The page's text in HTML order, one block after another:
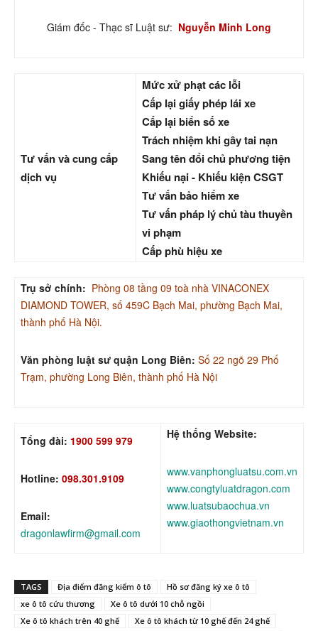
Giám đốc - Thạc sĩ Luật sư: Nguyễn Minh Long
Tư vấn và cung cấp
dịch vụ
Mức xử phạt các lỗi
Cấp lại giấy phép lái xe
Cấp lại biển số xe
Trách nhiệm khi gây tai nạn
Sang tên đổi chủ phương tiện
Khiếu nại - Khiếu kiện CSGT
Tư vấn bảo hiểm xe
Tư vấn pháp lý chủ tàu thuyền
vi phạm
Cấp phù hiệu xe
Trụ sở chính: Phòng 08 tầng 09 toà nhà VINACONEX
DIAMOND TOWER, số 459C Bạch Mai, phường Bạch Mai,
thành phố Hà Nội.
Văn phòng luật sư quận Long Biên: Số 22 ngõ 29 Phố
Trạm, phường Long Biên, thành phố Hà Nội
Tổng đài: 1900 599 979
Hotline: 098.301.9109
Email:
dragonlawfirm@gmail.com
Hệ thống Website:
www.vanphongluatsu.com.vn
www.congtyluatdragon.com
www.luatsubaochua.vn
www.giaothongvietnam.vn
TAGS Địa điểm đăng kiểm ô tô
Hồ sơ đăng ký xe ô tô
xe ô tô cứu thương
Xe ô tô dưới 10 chỗ ngồi
Xe ô tô khách trên 40 ghế
Xe ô tô khách từ 10 ghế đến 24 ghế